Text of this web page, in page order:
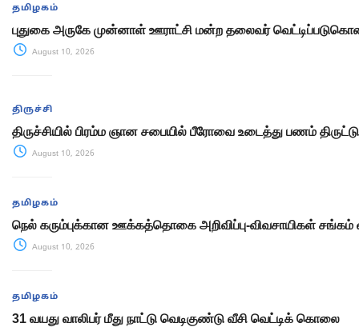
தமிழகம்
புதுகை அருகே முன்னாள் ஊராட்சி மன்ற தலைவர்
August 10, 2026
திருச்சி
திருச்சியில் பிரம்ம ஞான சபையில் பீரோவை உடைத்து பணம் திருட்டு
August 10, 2026
தமிழகம்
நெல் கரும்புக்கான ஊக்கத்தொகை அறிவிப்பு-விவசாயிகள் சங்கம்
August 10, 2026
தமிழகம்
31 வயது வாலிபர் மீது நாட்டு வெடிகுண்டு வீசி வெட்டிக் கொலை